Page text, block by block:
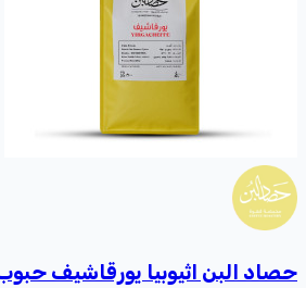
حصاد البن اثيوبيا يورقاشيف حبوب